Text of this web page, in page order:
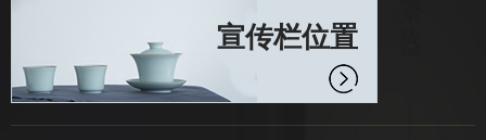
宣传栏位置